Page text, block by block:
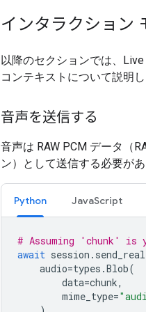
インタラクション
以降のセクションでは、
コンテキストについて説明し
音声を送信する
音声は RAW PCM データ（
ン）として送信する必要があ
Python JavaScript
# Assuming 'chunk' is
await session .
audio=types .Blob(
data=chunk,
mime_type=